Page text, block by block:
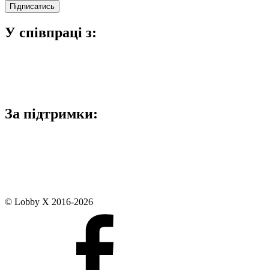
У співпраці з:
За підтримки:
© Lobby X 2016-2026